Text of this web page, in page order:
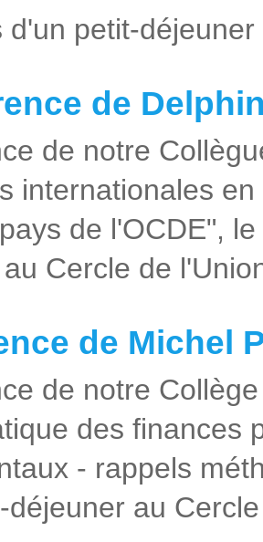
d'un petit-
de
de notre
internationales
de l'OCDE",
Cercle de
de Michel
de notre
des finances
- rappels
déjeuner au